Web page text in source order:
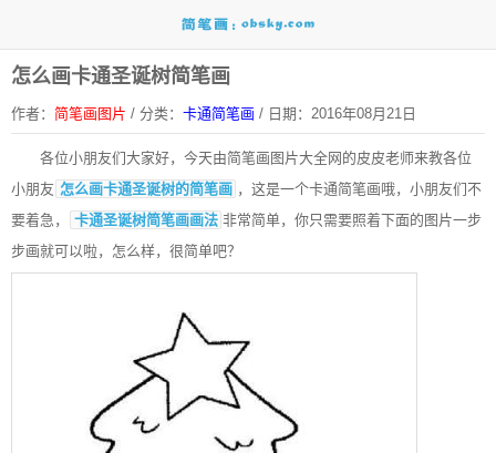
怎么画卡通圣诞树简笔画
作者： 简笔画图片 / 分类： 卡通简笔画 / 日期：2016年08月21日
各位小朋友们大家好，今天由简笔画 图片大全网的皮皮老师来教各位
小朋友 怎么画卡通圣诞树的简笔画 ，这是一个卡通简笔画哦，小朋友们不
要着急，
卡通圣诞树简笔画画法 非常简单，你只需要照着下面的图片一步
步画就可以啦，怎么样，很简单吧？